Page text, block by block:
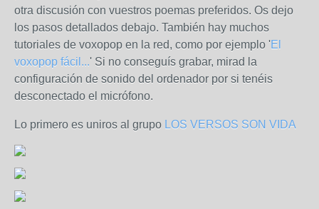
otra discusión con vuestros poemas preferidos. Os dejo
los pasos detallados debajo. También hay muchos
tutoriales de voxopop en la red, como por ejemplo 'El
voxopop fácil...' Si no conseguís grabar, mirad la
configuración de sonido del ordenador por si tenéis
desconectado el micrófono.
Lo primero es uniros al grupo LOS VERSOS SON VIDA